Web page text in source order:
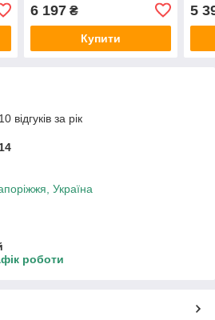
6 197₴
Купити
5
відгуків за рік
Україна
роботи